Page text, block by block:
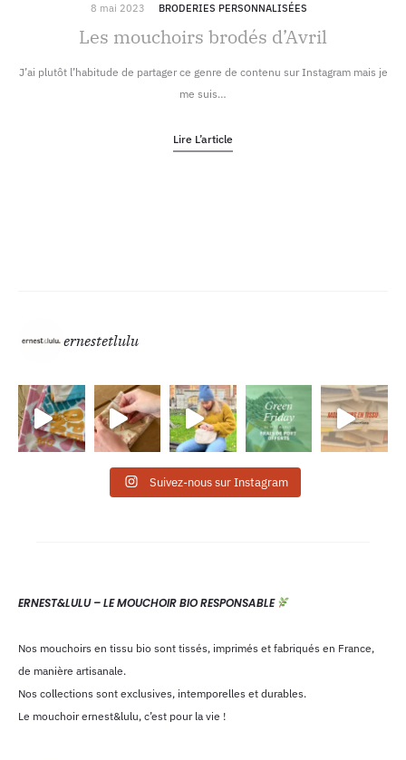
8 mai 2023 BRODERIES PERSONNALISÉES
Les mouchoirs brodés d’Avril
J’ai plutôt l’habitude de partager ce genre de contenu sur Instagram mais je
me suis…
Lire L’article
ernestetlulu
Suivez-nous sur Instagram
ERNEST&LULU – LE MOUCHOIR BIO RESPONSABLE
Nos mouchoirs en tissu bio sont tissés, imprimés et fabriqués en France,
de manière artisanale.
Nos collections sont exclusives, intemporelles et durables.
Le mouchoir ernest&lulu, c’est pour la vie !